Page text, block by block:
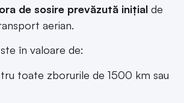
de sosire prevăzută iniţial de
aerian.
în valoare de:
toate zborurile de 1500 km sau